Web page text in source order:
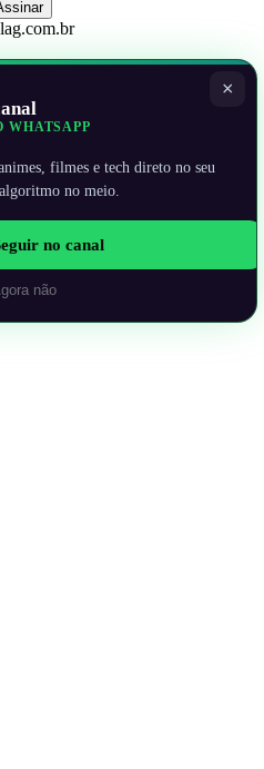
×
WHATSAPP
filmes e tech direto no seu
no meio.
no canal
não